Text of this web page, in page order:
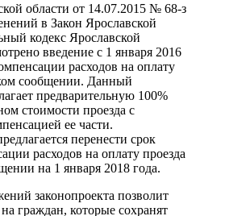
области от 14.07.2015 № 68-з
в Закон Ярославской
кодекс Ярославской
введение с 1 января 2016
расходов на оплату
сообщении. Данный
предварительную 100%
стоимости проезда с
ее части.
перенести срок
расходов на оплату проезда
на 1 января 2018 года.
законопроекта позволит
граждан, которые сохранят